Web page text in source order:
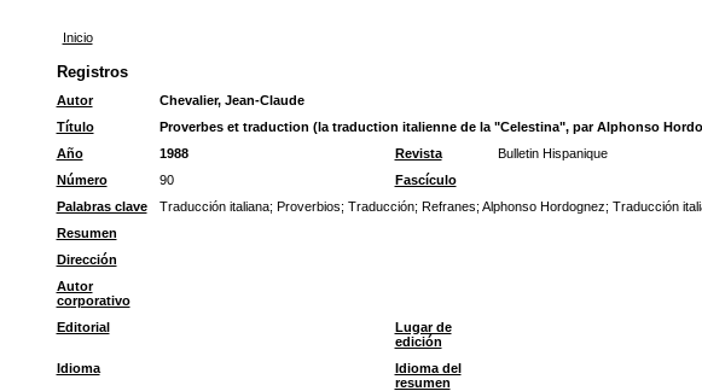
Inicio
Registros
Autor
Chevalier, Jean-Claude
Título
Proverbes et traduction (la traduction italienne de la "Celestina", par Alphonso
Año
1988 Revista Bulletin Hispanique
Número
90 Fascículo
Palabras clave
Traducción italiana; Proverbios; Traducción; Refranes; Alphonso Hordognez; Traducción
Resumen
Dirección
Autor
corporativo
Editorial
Lugar de
edición
Idioma
Idioma del
resumen